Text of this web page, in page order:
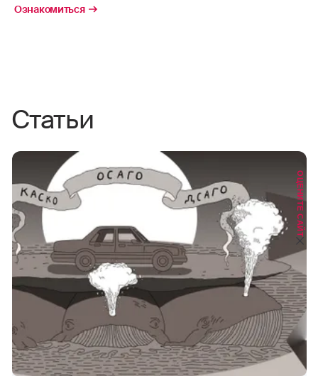
Ознакомиться
Статьи
ОЦЕНИТЕ САЙТ